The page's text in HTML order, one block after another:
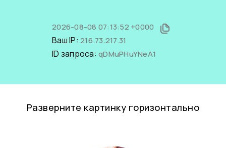
2026-08-08 07:13:52 +0000
Ваш IP: 216.73.217.31
ID запроса: qDMuPHuYNeA1
Разверните картинку горизонтально